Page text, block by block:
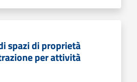
spazi di proprietà
per attività